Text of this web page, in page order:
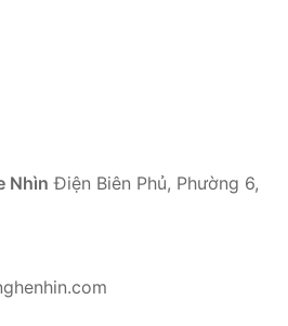
Nhìn Điện Biên Phủ, Phường 6,